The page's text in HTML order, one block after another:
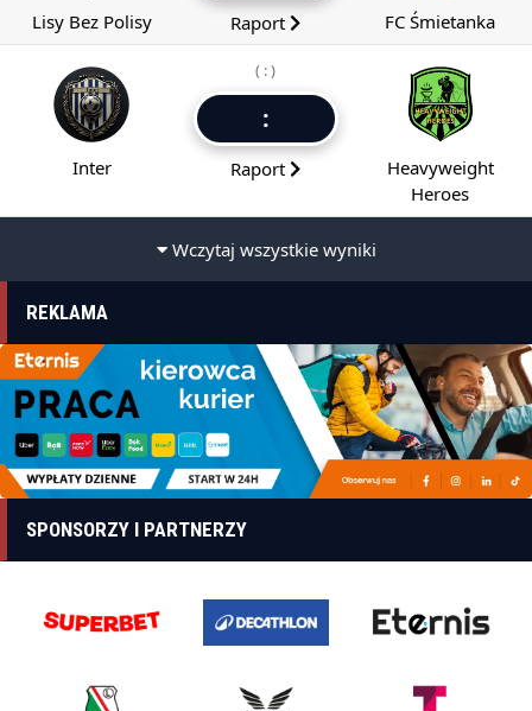
Lisy Bez Polisy Raport FC Śmietanka
Inter
( : )
:
Raport
Heavyweight
Heroes
Wczytaj wszystkie wyniki
REKLAMA
SPONSORZY I PARTNERZY